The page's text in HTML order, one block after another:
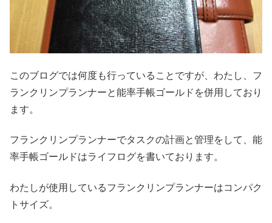
このブログでは何度も行っていることですが、わたし、フ
ランクリンプランナーと能率手帳ゴールドを併用しており
ます。
フランクリンプランナーでタスクの計画と管理をして、能
率手帳ゴールドはライフログを書いております。
わたしが使用しているフランクリンプランナーはコンパク
トサイズ。